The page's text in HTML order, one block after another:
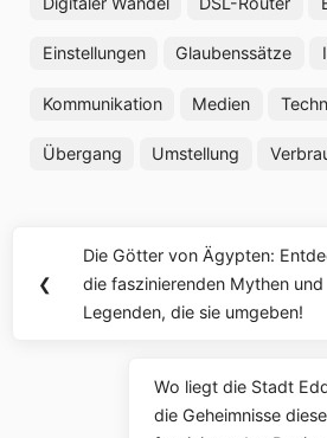
Einstellungen Glaubenssätze
Kommunikation Medien
Übergang Umstellung
Beitragsnavigation
❮
Previous
Post:
Die Götter von Ägypten:
die faszinierenden Mythen und
Legenden, die sie umgeben!
Next
Post:
Wo liegt die Stadt
die Geheimnisse